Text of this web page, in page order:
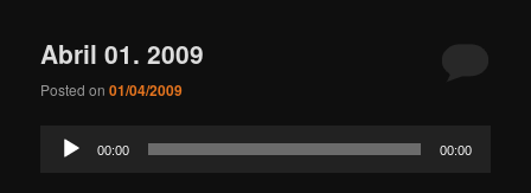
Abril 01. 2009
Posted on01/04/2009
Reproductor
00:00 00:00